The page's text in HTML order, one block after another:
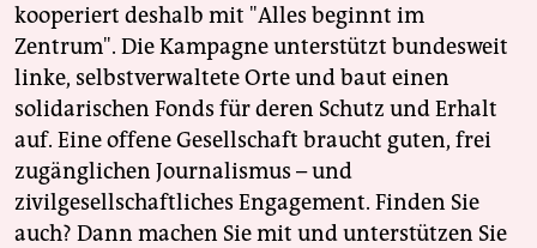
kooperiert deshalb mit "Alles beginnt im
Zentrum". Die Kampagne unterstützt bundesweit
linke, selbstverwaltete Orte und baut einen
solidarischen Fonds für deren Schutz und Erhalt
auf. Eine offene Gesellschaft braucht guten, frei
zugänglichen Journalismus – und
zivilgesellschaftliches Engagement. Finden Sie
auch? Dann machen Sie mit und unterstützen Sie